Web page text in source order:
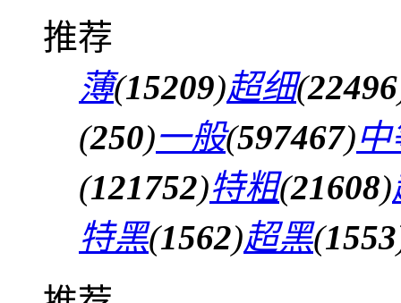
推荐
薄(15209)超细(22496
(250)一般(597467)
(121752)特粗(21608)
特黑(1562)超黑(1553